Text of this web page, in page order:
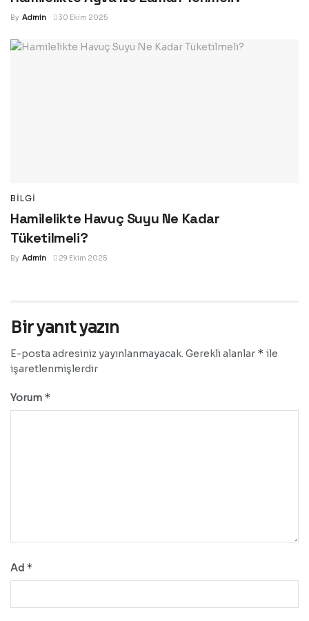
By Admin 30 Ekim 2025
BILGI
Hamilelikte Havuç Suyu Ne Kadar
Tüketilmeli?
By Admin 29 Ekim 2025
Bir yanıt yazın
E-posta adresiniz yayınlanmayacak. Gerekli alanlar * ile
işaretlenmişlerdir
Yorum *
Ad *